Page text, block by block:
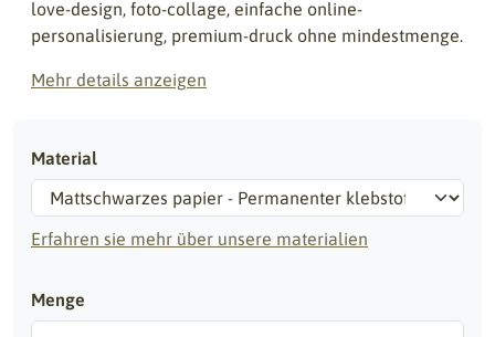
love-design, foto-collage, einfache online-
personalisierung, premium-druck ohne mindestmenge.
Mehr details anzeigen
Material
Erfahren sie mehr über unsere materialien
Menge